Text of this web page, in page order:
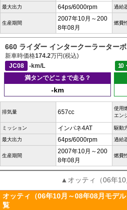
最大出力 64ps/6000rpm 過給
生産期間
2007年10月～200
8年08月
燃費
660 ライダー インタークーラーター
新車時価格174.2万円(税込)
JC08
-km/L 10
満タンでどこまで走る？
-km
排気量 657cc
使用
エン
ミッション インパネ4AT 駆動
最大出力 64ps/6000rpm 過給
生産期間
2007年10月～200
8年08月
燃費
▲オッティ（06年
オッティ（06年10月～08年08月モデ
覧